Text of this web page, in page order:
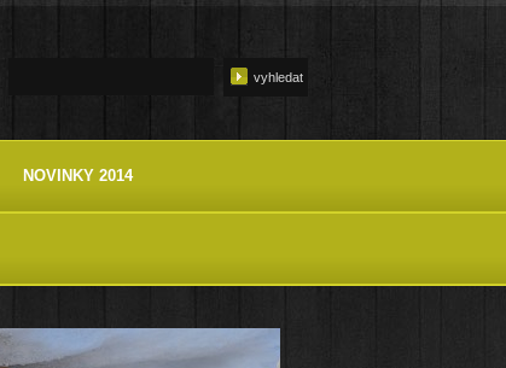
NOVINKY 2014